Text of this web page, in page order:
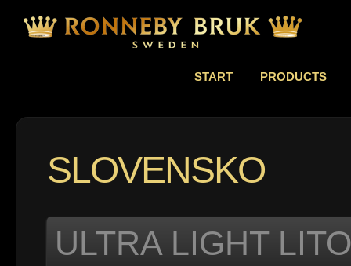
START PRODUCTS
SLOVENSKO
ULTRA LIGHT